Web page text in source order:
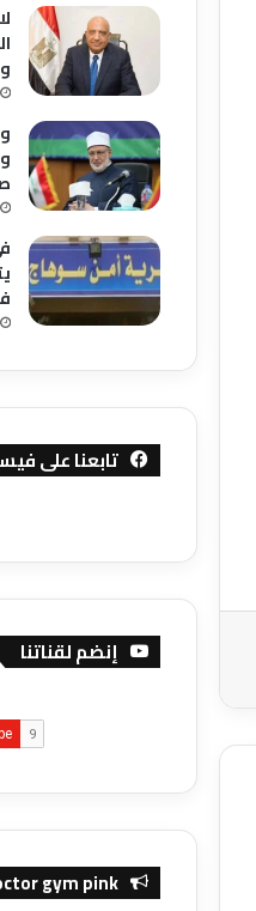
تابعنا على
إنضم لقناتنا
gym pink